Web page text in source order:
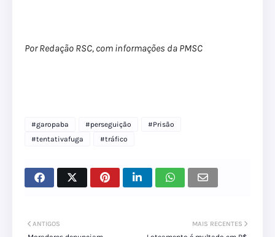
Por Redação RSC, com informações da PMSC
#garopaba #perseguição
#Prisão
#tentativafuga
#tráfico
MAIS RECENTES
ANTIGOS